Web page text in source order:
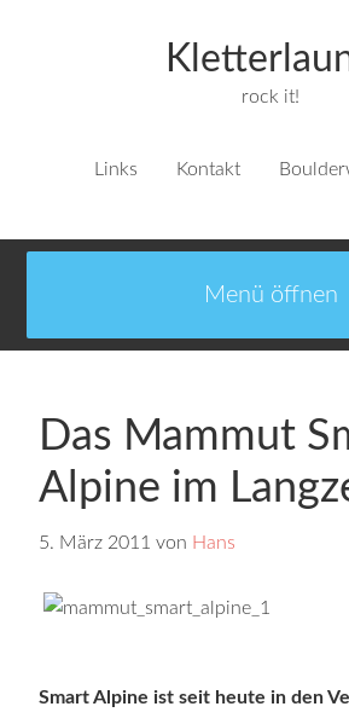
rock it!
Links Kontakt
Das Mammut
Alpine im
5. März 2011 von Hans
Smart Alpine ist seit heute in den